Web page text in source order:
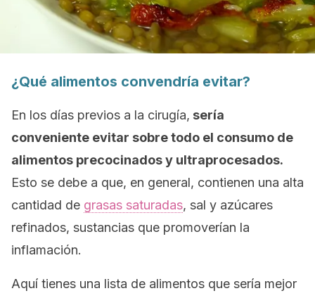
¿Qué alimentos convendría evitar?
En los días previos a la cirugía, sería
conveniente evitar sobre todo el consumo de
alimentos precocinados y ultraprocesados.
Esto se debe a que, en general, contienen una alta
cantidad de grasas saturadas, sal y azúcares
refinados, sustancias que promoverían la
inflamación.
Aquí tienes una lista de alimentos que sería mejor